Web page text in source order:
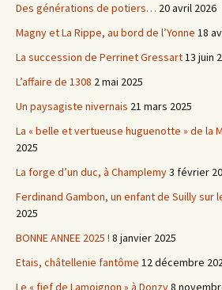
Des générations de potiers… 20 avril 2026
Magny et La Rippe, au bord de l’Yonne 18
La succession de Perrinet Gressart13 juin
L’affaire de 1308 2 mai 2025
Un paysagiste nivernais 21 mars 2025
La « belle et vertueuse huguenotte » de la
2025
La forge d’un duc, à Champlemy3 février
Ferdinand Gambon, un enfant de Suilly
2025
BONNE ANNEE 2025 ! 8 janvier 2025
Etais, châtellenie fantôme 12 décembre
Le « fief de Lamoignon » à Donzy8